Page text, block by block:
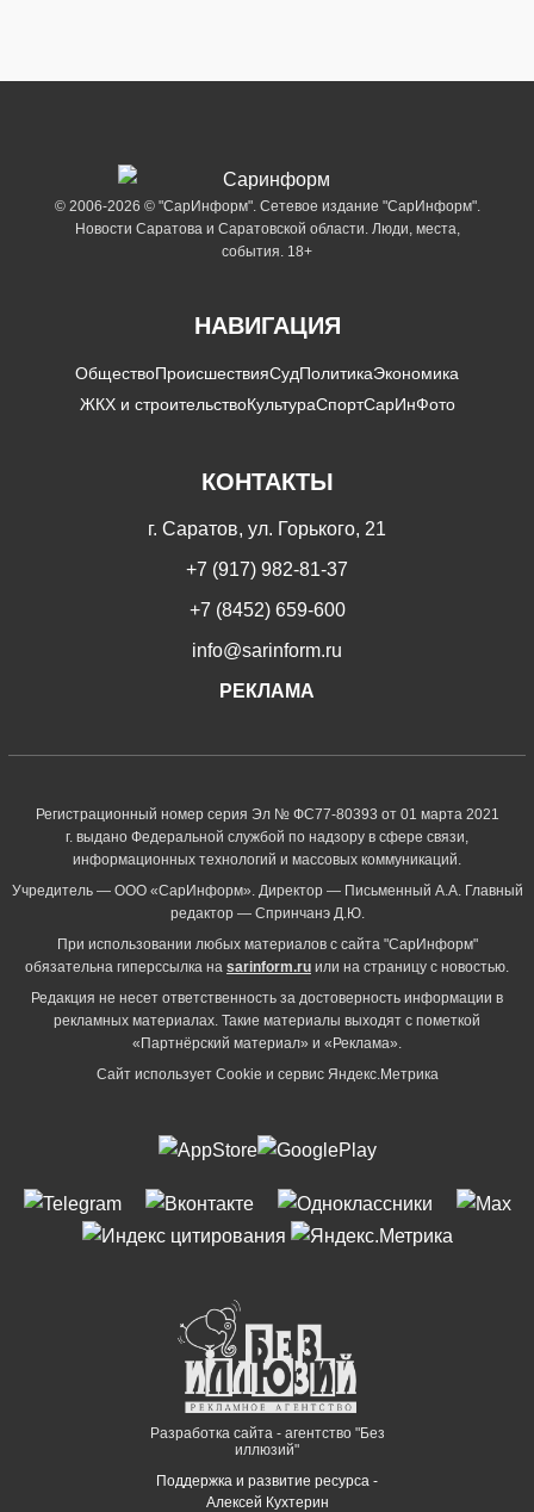
© 2006-2026 © "СарИнформ". Сетевое издание "СарИнформ".
Новости Саратова и Саратовской области. Люди, места,
события. 18+
НАВИГАЦИЯ
ОбществоПроисшествияСудПолитикаЭкономика
ЖКХ и строительствоКультураСпортСарИнФото
КОНТАКТЫ
г. Саратов, ул. Горького, 21
+7 (917) 982-81-37
+7 (8452) 659-600
info@sarinform.ru
РЕКЛАМА
Регистрационный номер серия Эл № ФС77-80393 от 01 марта 2021
г. выдано Федеральной службой по надзору в сфере связи,
информационных технологий и массовых коммуникаций.
Учредитель — ООО «СарИнформ». Директор — Письменный А.А. Главный
редактор — Спринчанэ Д.Ю.
При использовании любых материалов с сайта "СарИнформ"
обязательна гиперссылка на sarinform.ru или на страницу с новостью.
Редакция не несет ответственность за достоверность информации в
рекламных материалах. Такие материалы выходят с пометкой
«Партнёрский материал» и «Реклама».
Сайт использует Cookie и сервиc Яндекс.Метрика
Разработка сайта - агентство "Без
иллюзий"
Поддержка и развитие ресурса -
Алексей Кухтерин